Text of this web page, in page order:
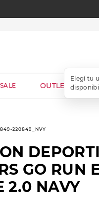
SALE OUTLET WEB
220849_NVY
GO RUN
2.0 NAVY